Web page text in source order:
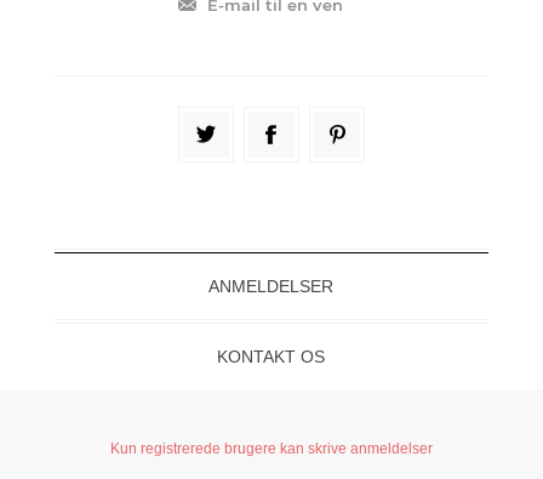
ANMELDELSER
KONTAKT OS
Kun registrerede brugere kan skrive anmeldelser